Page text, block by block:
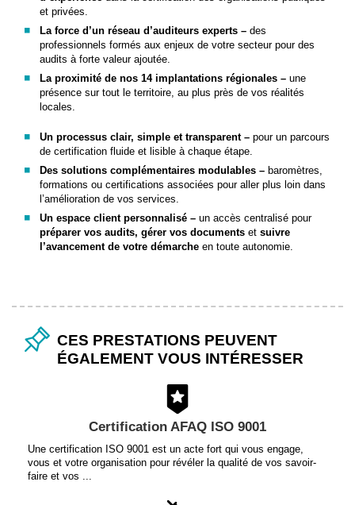
et privées.
La force d’un réseau d’auditeurs experts – des
professionnels formés aux enjeux de votre secteur pour des
audits à forte valeur ajoutée.
La proximité de nos 14 implantations régionales – une
présence sur tout le territoire, au plus près de vos réalités
locales.
Un processus clair, simple et transparent – pour un parcours
de certification fluide et lisible à chaque étape.
Des solutions complémentaires modulables – baromètres,
formations ou certifications associées pour aller plus loin dans
l’amélioration de vos services.
Un espace client personnalisé – un accès centralisé pour
préparer vos audits, gérer vos documents et suivre
l’avancement de votre démarche en toute autonomie.
CES PRESTATIONS PEUVENT
ÉGALEMENT VOUS INTÉRESSER
Certification AFAQ ISO 9001
Une certification ISO 9001 est un acte fort qui vous engage,
vous et votre organisation pour révéler la qualité de vos savoir-
faire et vos ...